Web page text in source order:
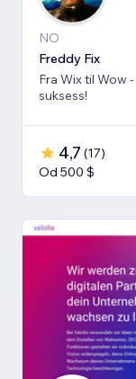
NO
Freddy Fix
Fra Wix til Wow
suksess!
4,7 (17)
Od 500 $